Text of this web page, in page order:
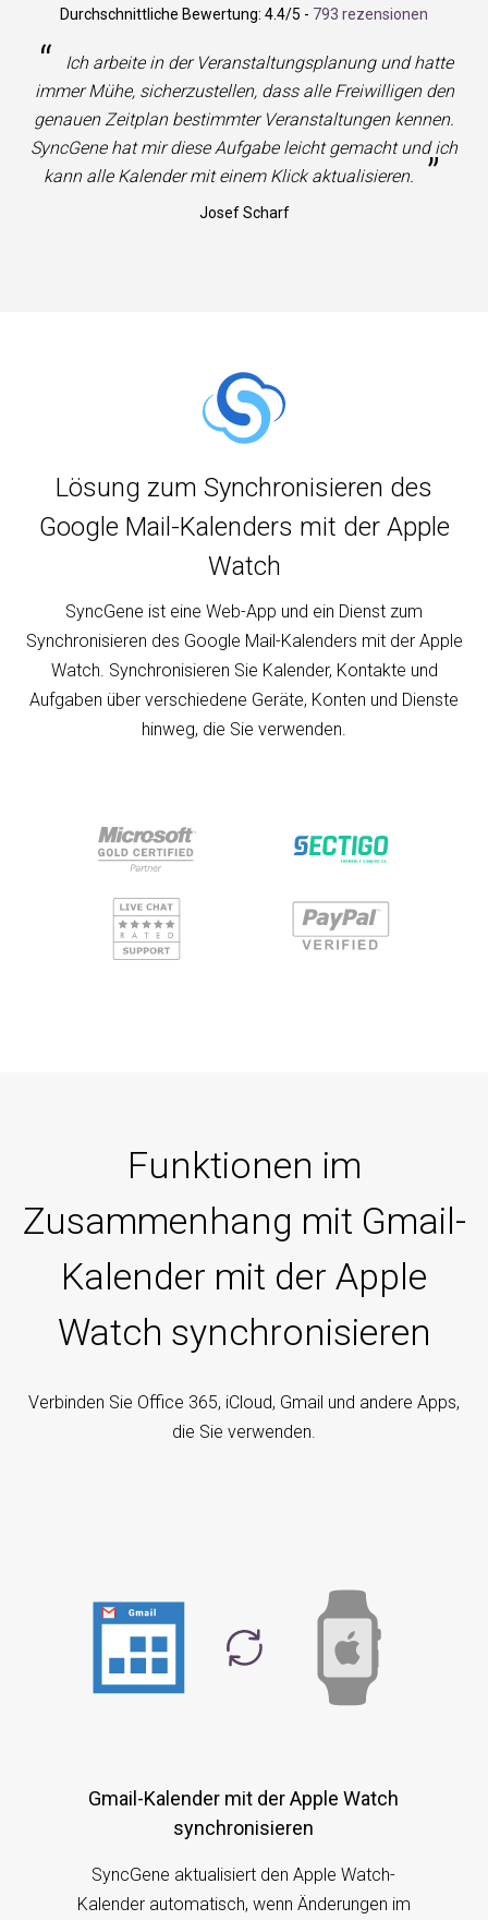
Durchschnittliche Bewertung: 4.4/5 - 793 rezensionen
“
Ich arbeite in der Veranstaltungsplanung und hatte
immer Mühe, sicherzustellen, dass alle Freiwilligen den
genauen Zeitplan bestimmter Veranstaltungen kennen.
SyncGene hat mir diese Aufgabe leicht gemacht und ich
kann alle Kalender mit einem Klick aktualisieren.
”
Josef Scharf
Lösung zum Synchronisieren des
Google Mail-Kalenders mit der Apple
Watch
SyncGene ist eine Web-App und ein Dienst zum
Synchronisieren des Google Mail-Kalenders mit der Apple
Watch. Synchronisieren Sie Kalender, Kontakte und
Aufgaben über verschiedene Geräte, Konten und Dienste
hinweg, die Sie verwenden.
Funktionen im
Zusammenhang mit Gmail-
Kalender mit der Apple
Watch synchronisieren
Verbinden Sie Office 365, iCloud, Gmail und andere Apps,
die Sie verwenden.
Gmail-Kalender mit der Apple Watch
synchronisieren
SyncGene aktualisiert den Apple Watch-
Kalender automatisch, wenn Änderungen im